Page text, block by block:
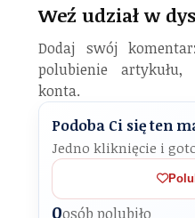
Weź udział w
Dodaj swój
polubienie
konta.
Podoba Ci się ten
Jedno kliknięcie i
0osób polubiło